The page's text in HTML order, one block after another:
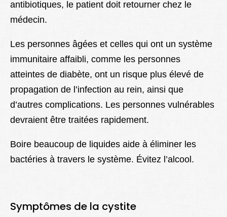
antibiotiques, le patient doit retourner chez le
médecin.
Les personnes âgées et celles qui ont un système
immunitaire affaibli, comme les personnes
atteintes de diabète, ont un risque plus élevé de
propagation de l’infection au rein, ainsi que
d’autres complications. Les personnes vulnérables
devraient être traitées rapidement.
Boire beaucoup de liquides aide à éliminer les
bactéries à travers le système. Évitez l’alcool.
Symptômes de la cystite